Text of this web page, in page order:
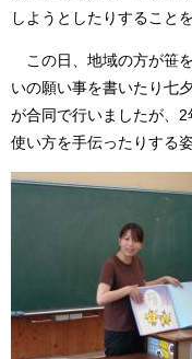
しようとしたりすること
この日、地域の方が笹
いの願い事を書いたり七
が合同で行いましたが、
使い方を手伝ったりする